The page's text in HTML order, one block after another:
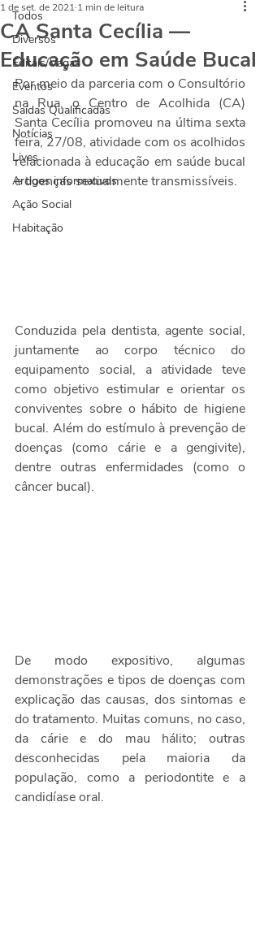
Todos
Diversos
Editais/Vagas
Eventos
Saídas Qualificadas
Notícias
Lives
Artigos informativos
Ação Social
Habitação
CA Santa Cecília —
Educação em Saúde Bucal
1 de set. de 2021 1 min de leitura
Por meio da parceria com o Consultório
na Rua, o Centro de Acolhida (CA)
Santa Cecília promoveu na última sexta
feira, 27/08, atividade com os acolhidos
relacionada à educação em saúde bucal
e doenças sexualmente transmissíveis.
Conduzida pela dentista, agente social,
juntamente ao corpo técnico do
equipamento social, a atividade teve
como objetivo estimular e orientar os
conviventes sobre o hábito de higiene
bucal. Além do estímulo à prevenção de
doenças (como cárie e a gengivite),
dentre outras enfermidades (como o
câncer bucal).
De modo expositivo, algumas
demonstrações e tipos de doenças com
explicação das causas, dos sintomas e
do tratamento. Muitas comuns, no caso,
da cárie e do mau hálito; outras
desconhecidas pela maioria da
população, como a periodontite e a
candidíase oral.